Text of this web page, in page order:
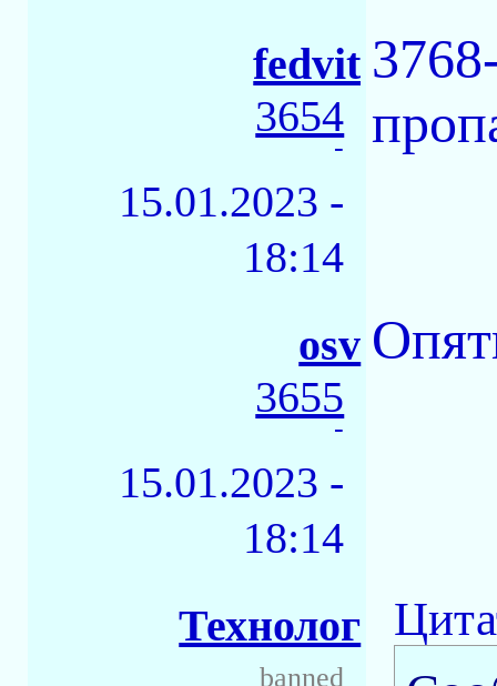
fedvit
3654
-
15.01.2023 -
18:14
osv
3655
-
15.01.2023 -
18:14
Технолог
banned